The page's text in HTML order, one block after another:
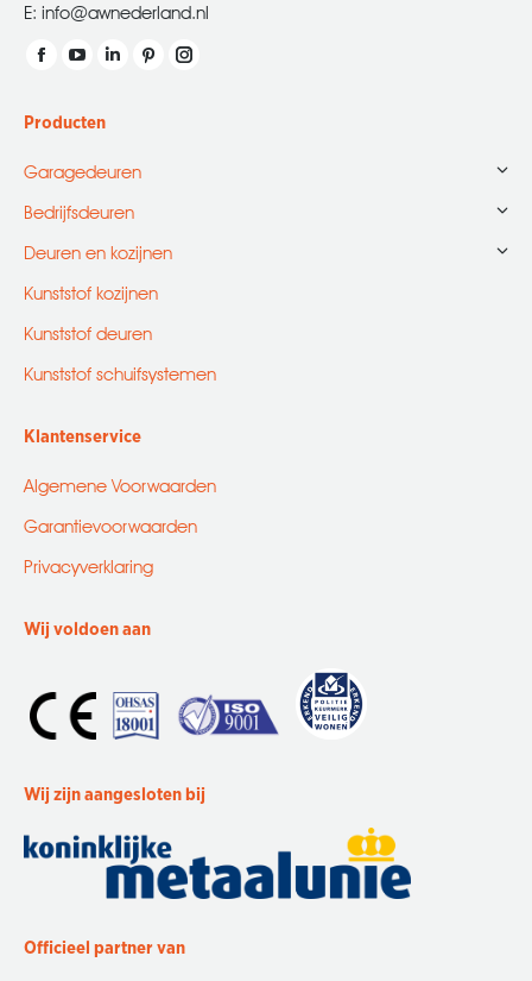
E: info@awnederland.nl
Vind ons op:
opens
window
opens
Producten
Garagedeuren
Bedrijfsdeuren
Deuren en kozijnen
Kunststof kozijnen
Kunststof deuren
Kunststof schuifsystemen
Klantenservice
Algemene Voorwaarden
Garantievoorwaarden
Privacyverklaring
Wij voldoen aan
Wij zijn aangesloten bij
Officieel partner van